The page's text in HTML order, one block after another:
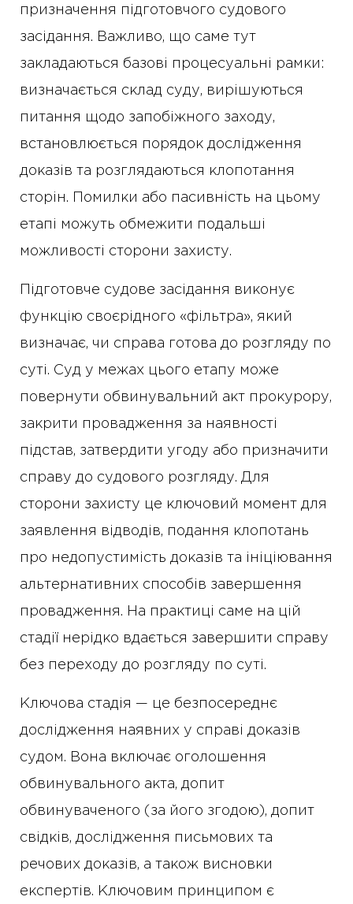
призначення підготовчого судового
засідання. Важливо, що саме тут
закладаються базові процесуальні рамки:
визначається склад суду, вирішуються
питання щодо запобіжного заходу,
встановлюється порядок дослідження
доказів та розглядаються клопотання
сторін. Помилки або пасивність на цьому
етапі можуть обмежити подальші
можливості сторони захисту.
Підготовче судове засідання виконує
функцію своєрідного «фільтра», який
визначає, чи справа готова до розгляду по
суті. Суд у межах цього етапу може
повернути обвинувальний акт прокурору,
закрити провадження за наявності
підстав, затвердити угоду або призначити
справу до судового розгляду. Для
сторони захисту це ключовий момент для
заявлення відводів, подання клопотань
про недопустимість доказів та ініціювання
альтернативних способів завершення
провадження. На практиці саме на цій
стадії нерідко вдається завершити справу
без переходу до розгляду по суті.
Ключова стадія — це безпосереднє
дослідження наявних у справі доказів
судом. Вона включає оголошення
обвинувального акта, допит
обвинуваченого (за його згодою), допит
свідків, дослідження письмових та
речових доказів, а також висновки
експертів. Ключовим принципом є